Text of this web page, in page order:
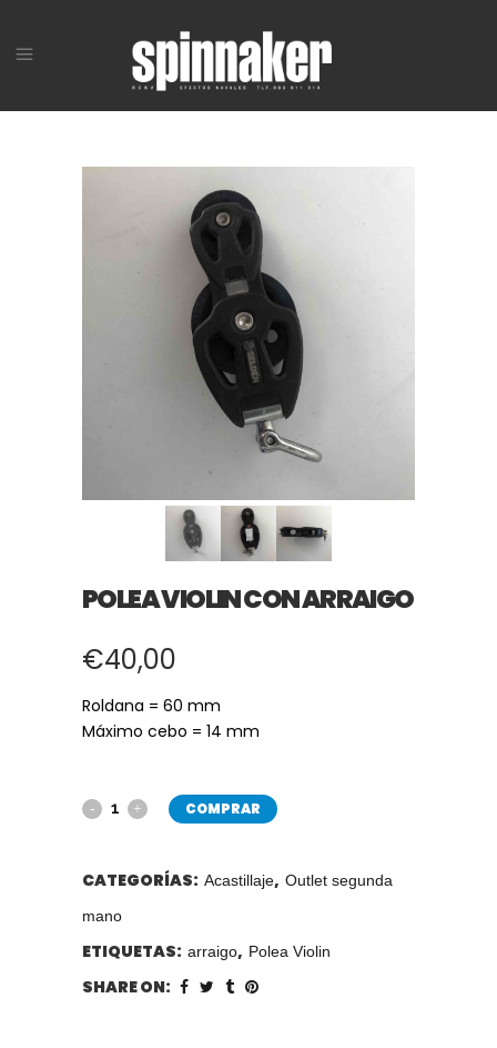
POLEA VIOLIN CON ARRAIGO
€40,00
Roldana = 60 mm
Máximo cebo = 14 mm
COMPRAR
CATEGORÍAS: Acastillaje, Outlet segunda
mano
ETIQUETAS: arraigo, Polea Violin
SHARE ON: